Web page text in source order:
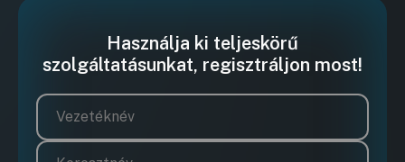
Használja ki teljeskörű
szolgáltatásunkat, regisztráljon most!